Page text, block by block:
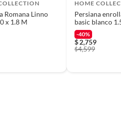
Romana Linno
x 1.8 M
HOME
Persiana
basic blanco
-40%
$2,759
$4,599